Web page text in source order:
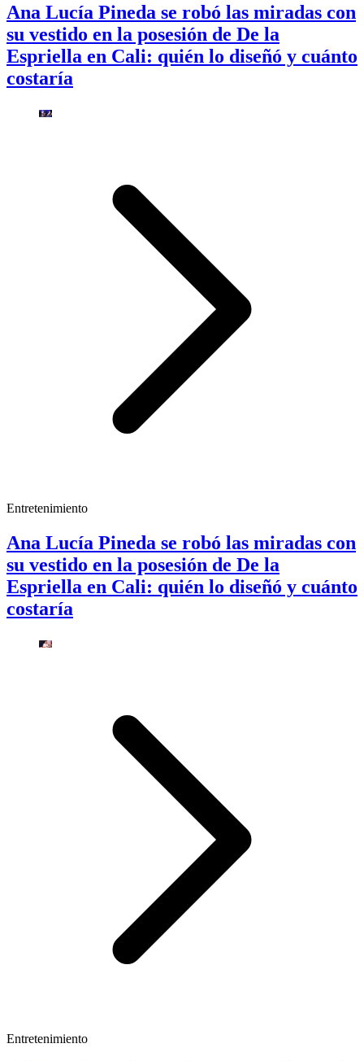
Ana Lucía Pineda se robó las miradas con
su vestido en la posesión de De la
Espriella en Cali: quién lo diseñó y cuánto
costaría
Entretenimiento
Ana Lucía Pineda se robó las miradas con
su vestido en la posesión de De la
Espriella en Cali: quién lo diseñó y cuánto
costaría
Entretenimiento